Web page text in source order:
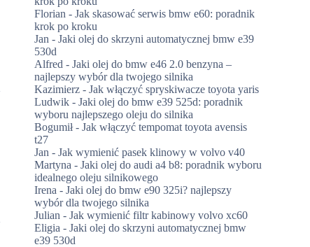
Florian -Jak skasować serwis bmw e60: poradnik
krok po kroku
Jan -Jaki olej do skrzyni automatycznej bmw e39
530d
Alfred -Jaki olej do bmw e46 2.0 benzyna –
najlepszy wybór dla twojego silnika
Kazimierz -Jak włączyć spryskiwacze toyota yaris
Ludwik -Jaki olej do bmw e39 525d: poradnik
wyboru najlepszego oleju do silnika
Bogumił-Jak włączyć tempomat toyota avensis
t27
Jan -Jak wymienić pasek klinowy w volvo v40
Martyna -Jaki olej do audi a4 b8: poradnik wyboru
idealnego oleju silnikowego
Irena -Jaki olej do bmw e90 325i? najlepszy
wybór dla twojego silnika
Julian -Jak wymienić filtr kabinowy volvo xc60
Eligia -Jaki olej do skrzyni automatycznej bmw
e39 530d